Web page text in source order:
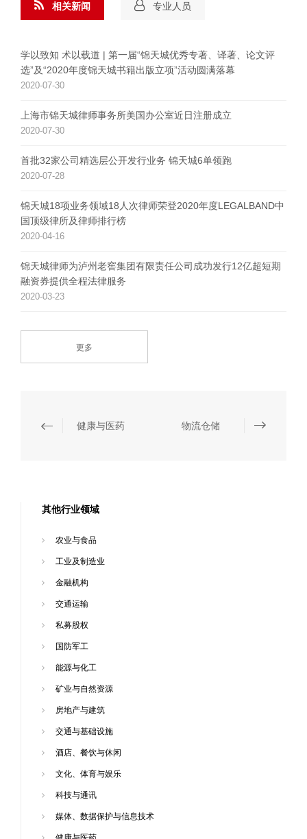
相关新闻
学以致知 术以载道 | 第一届“锦天城优秀专著、译著、论文评
选”及“2020年度锦天城书籍出版立项”活动圆满落幕
2020-07-30
上海市锦天城律师事务所美国办公室近日注册成立
2020-07-30
首批32家公司精选层公开发行业务 锦天城6单领跑
2020-07-28
锦天城18项业务领域18人次律师荣登2020年度LEGALBAND中
国顶级律所及律师排行榜
2020-04-16
锦天城律师为泸州老窖集团有限责任公司成功发行12亿超短期
融资券提供全程法律服务
2020-03-23
更多
专业人员
健康与医药 物流仓储
其他行业领域
农业与食品
工业及制造业
金融机构
交通运输
私募股权
国防军工
能源与化工
矿业与自然资源
房地产与建筑
交通与基础设施
酒店、餐饮与休闲
文化、体育与娱乐
科技与通讯
媒体、数据保护与信息技术